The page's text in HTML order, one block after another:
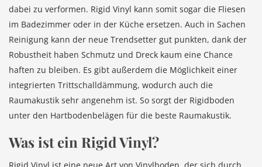
dabei zu verformen. Rigid Vinyl kann somit sogar die Fliesen
im Badezimmer oder in der Küche ersetzen. Auch in Sachen
Reinigung kann der neue Trendsetter gut punkten, dank der
Robustheit haben Schmutz und Dreck kaum eine Chance
haften zu bleiben. Es gibt außerdem die Möglichkeit einer
integrierten Trittschalldämmung, wodurch auch die
Raumakustik sehr angenehm ist. So sorgt der Rigidboden
unter den Hartbodenbelägen für die beste Raumakustik.
Was ist ein Rigid Vinyl?